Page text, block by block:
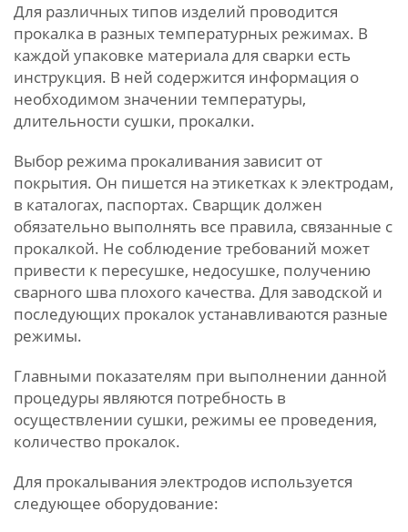
Для различных типов изделий проводится
прокалка в разных температурных режимах. В
каждой упаковке материала для сварки есть
инструкция. В ней содержится информация о
необходимом значении температуры,
длительности сушки, прокалки.
Выбор режима прокаливания зависит от
покрытия. Он пишется на этикетках к электродам,
в каталогах, паспортах. Сварщик должен
обязательно выполнять все правила, связанные с
прокалкой. Не соблюдение требований может
привести к пересушке, недосушке, получению
сварного шва плохого качества. Для заводской и
последующих прокалок устанавливаются разные
режимы.
Главными показателям при выполнении данной
процедуры являются потребность в
осуществлении сушки, режимы ее проведения,
количество прокалок.
Для прокалывания электродов используется
следующее оборудование: